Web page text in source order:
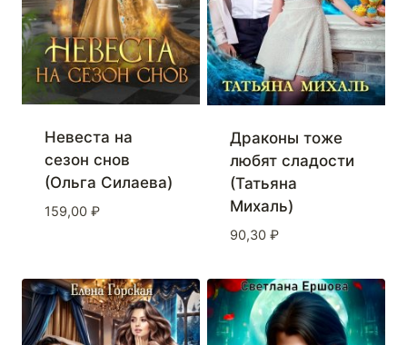
Невеста на
сезон снов
(Ольга Силаева)
159,00 ₽
Драконы тоже
любят сладости
(Татьяна
Михаль)
90,30 ₽